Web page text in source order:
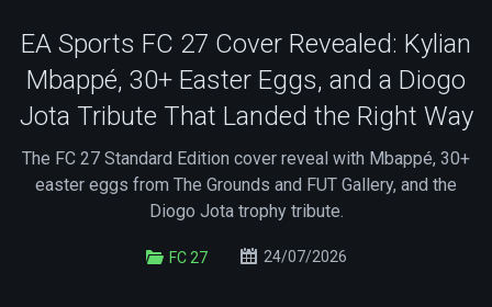
EA Sports FC 27 Cover Revealed: Kylian
Mbappé, 30+ Easter Eggs, and a Diogo
Jota Tribute That Landed the Right Way
The FC 27 Standard Edition cover reveal with Mbappé, 30+
easter eggs from The Grounds and FUT Gallery, and the
Diogo Jota trophy tribute.
FC 27 24/07/2026